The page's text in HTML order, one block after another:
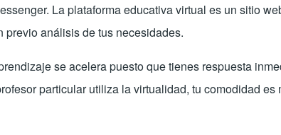
La plataforma educativa virtual es un sitio
análisis de tus necesidades.
se acelera puesto que tienes respuesta
particular utiliza la virtualidad, tu comodidad